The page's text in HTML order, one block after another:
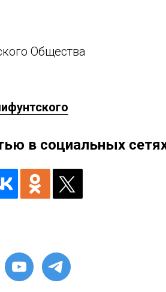
Общества
в социальных